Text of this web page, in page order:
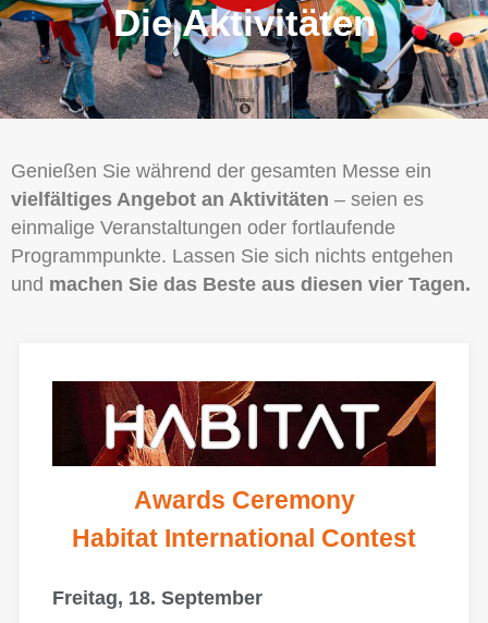
Die Aktivitäten
Genießen Sie während der gesamten Messe ein
vielfältiges Angebot an Aktivitäten – seien es
einmalige Veranstaltungen oder fortlaufende
Programmpunkte. Lassen Sie sich nichts entgehen
und machen Sie das Beste aus diesen vier Tagen.
Awards Ceremony
Habitat International Contest
Freitag, 18. September